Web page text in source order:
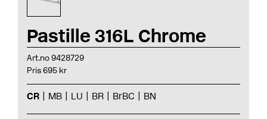
Pastille 316L Chrome
Art.no 9428729
Pris 695 kr
CR MB LU BR BrBC BN